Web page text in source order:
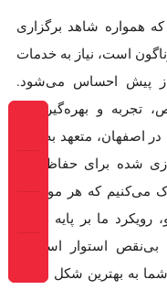
همواره شاهد برگزاری
است، نیاز به خدمات
از پیش احساس می‌شود.
تجربه و بهره‌گیری از
اصفهان، متعهد به ارائه
شده برای حفاظت از
می‌کنیم که هر موقعیت
ما بر پایه تحلیل
بی‌نقص استوار است تا
به بهترین شکل ممکن